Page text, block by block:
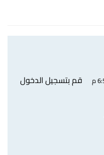
قم بتسجيل الدخول